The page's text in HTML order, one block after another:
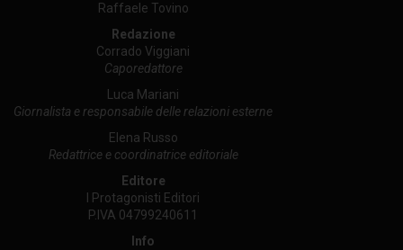
Raffaele Tovino
Redazione
Corrado Viggiani
Caporedattore
Luca Mariani
Giornalista e responsabile delle relazioni esterne
Elena Russo
Redattrice e coordinatrice editoriale
Editore
I Protagonisti Editori
P.IVA 04799240611
Info